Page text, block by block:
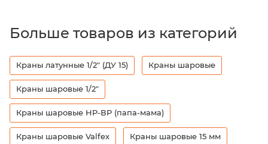
Больше товаров из категорий
Краны латунные 1/2" (ДУ 15) Краны шаровые
Краны шаровые 1/2"
Краны шаровые НР-ВР (папа-мама)
Краны шаровые Valfex Краны шаровые 15 мм